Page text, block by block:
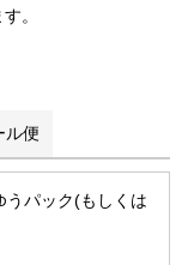
。
ル便
パック(もしくは